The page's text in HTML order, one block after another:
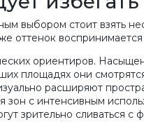
выбором стоит взять
оттенок
ориентиров.
площадях они
расширяют
зон с интенсивным
зрительно сливаться